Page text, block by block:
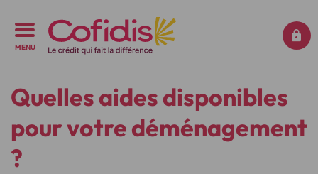
MENU
Quelles aides disponibles
pour votre déménagement
?